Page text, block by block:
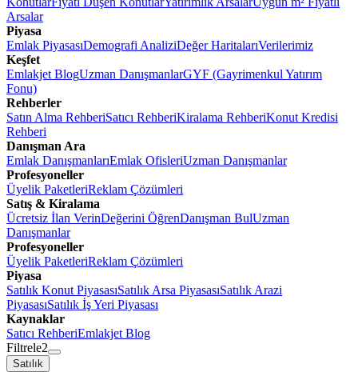
Arsalar
Piyasa
Emlak PiyasasıDemografi AnaliziDeğer HaritalarıVerilerimiz
Keşfet
Emlakjet BlogUzman DanışmanlarGYF (Gayrimenkul Yatırım
Fonu)
Rehberler
Satın Alma RehberiSatıcı RehberiKiralama RehberiKonut Kredisi
Rehberi
Danışman Ara
Emlak DanışmanlarıEmlak OfisleriUzman Danışmanlar
Profesyoneller
Üyelik PaketleriReklam Çözümleri
Satış & Kiralama
Ücretsiz İlan VerinDeğerini ÖğrenDanışman BulUzman
Danışmanlar
Profesyoneller
Üyelik PaketleriReklam Çözümleri
Piyasa
Satılık Konut PiyasasıSatılık Arsa PiyasasıSatılık Arazi
PiyasasıSatılık İş Yeri Piyasası
Kaynaklar
Satıcı RehberiEmlakjet Blog
Filtrele2
Satılık